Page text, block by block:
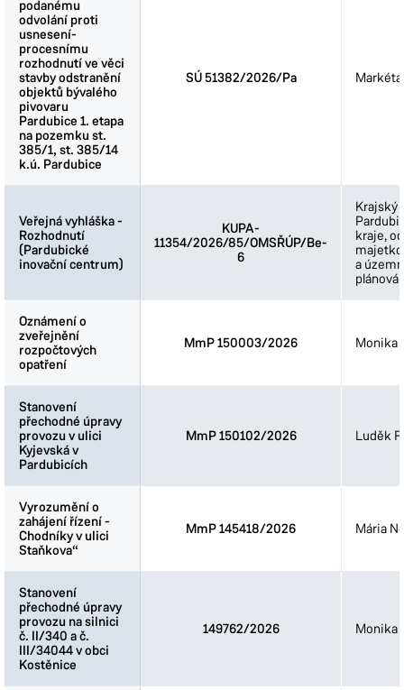
podanému
odvolání proti
usnesení-
procesnímu
rozhodnutí ve věci
stavby odstranění
objektů bývalého
pivovaru
Pardubice 1. etapa
na pozemku st.
385/1, st. 385/14
k.ú. Pardubice
SÚ 51382/2026/Pa
Veřejná vyhláška -
Rozhodnutí
(Pardubické
inovační centrum)
KUPA-
11354/2026/85/OMSŘÚP/Be-
6
Krajský
kraje,
a
Oznámení o
zveřejnění
rozpočtových
opatření
MmP 150003/2026 Monika
Stanovení
přechodné úpravy
provozu v ulici
Kyjevská v
Pardubicích
MmP 150102/2026 Luděk
Vyrozumění o
zahájení řízení -
Chodníky v ulici
Staňkova“
MmP 145418/2026 Mária
Stanovení
přechodné úpravy
provozu na silnici
č. II/340 a č.
III/34044 v obci
Kostěnice
149762/2026 Monika
podanému
odvolání proti
usnesení-
procesnímu
rozhodnutí ve věci
stavby odstranění
objektů bývalého
pivovaru
Pardubice 1. etapa
na pozemku st.
385/1, st. 385/14
k.ú. Pardubice
Veřejná vyhláška -
Rozhodnutí
(Pardubické
inovační centrum)
Oznámení o
zveřejnění
rozpočtových
opatření
Stanovení
přechodné úpravy
provozu v ulici
Kyjevská v
Pardubicích
Vyrozumění o
zahájení řízení -
Chodníky v ulici
Staňkova“
Stanovení
přechodné úpravy
provozu na silnici
č. II/340 a č.
III/34044 v obci
Kostěnice